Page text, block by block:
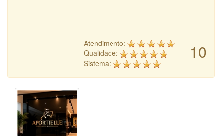
10
Atendimento:
Qualidade:
Sistema: